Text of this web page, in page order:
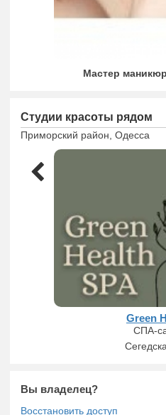
Мастер
Студии красоты рядом
Приморский район, Одесса
Green
СПА-
Вы владелец?